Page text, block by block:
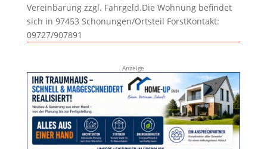
Vereinbarung zzgl. Fahrgeld.Die Wohnung befindet
sich in 97453 Schonungen/Ortsteil ForstKontakt:
09727/907891
Anzeige